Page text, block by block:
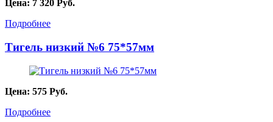
Цена: 7 320 Руб.
Подробнее
Тигель низкий №6 75*57мм
Цена: 575 Руб.
Подробнее